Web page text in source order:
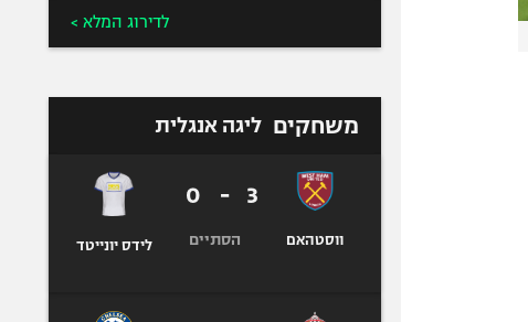
לדירוג המלא >
משחקים ליגה אנגלית
ווסטהאם
3
-
0
הסתיים לידס יונייטד